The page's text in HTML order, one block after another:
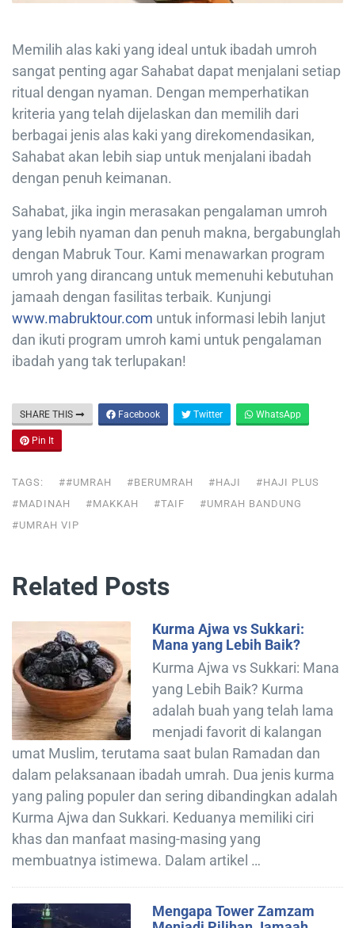
Memilih alas kaki yang ideal untuk ibadah umroh
sangat penting agar Sahabat dapat menjalani setiap
ritual dengan nyaman. Dengan memperhatikan
kriteria yang telah dijelaskan dan memilih dari
berbagai jenis alas kaki yang direkomendasikan,
Sahabat akan lebih siap untuk menjalani ibadah
dengan penuh keimanan.
Sahabat, jika ingin merasakan pengalaman umroh
yang lebih nyaman dan penuh makna, bergabunglah
dengan Mabruk Tour. Kami menawarkan program
umroh yang dirancang untuk memenuhi kebutuhan
jamaah dengan fasilitas terbaik. Kunjungi
www.mabruktour.com untuk informasi lebih lanjut
dan ikuti program umroh kami untuk pengalaman
ibadah yang tak terlupakan!
SHARE THIS Facebook Twitter WhatsApp
Pin It
TAGS: ##UMRAH #BERUMRAH #HAJI
#HAJI PLUS
#MADINAH
#MAKKAH #TAIF
#UMRAH BANDUNG
#UMRAH VIP
Related Posts
Kurma Ajwa vs Sukkari:
Mana yang Lebih Baik?
Kurma Ajwa vs Sukkari: Mana
yang Lebih Baik? Kurma
adalah buah yang telah lama
menjadi favorit di kalangan
umat Muslim, terutama saat bulan Ramadan dan
dalam pelaksanaan ibadah umrah. Dua jenis kurma
yang paling populer dan sering dibandingkan adalah
Kurma Ajwa dan Sukkari. Keduanya memiliki ciri
khas dan manfaat masing-masing yang
membuatnya istimewa. Dalam artikel …
Mengapa Tower Zamzam